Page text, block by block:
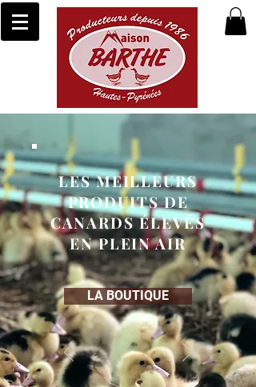
LES MEILLEURS
PRODUITS DE
CANARDS ÉLEVÉS
EN PLEIN AIR
LA BOUTIQUE